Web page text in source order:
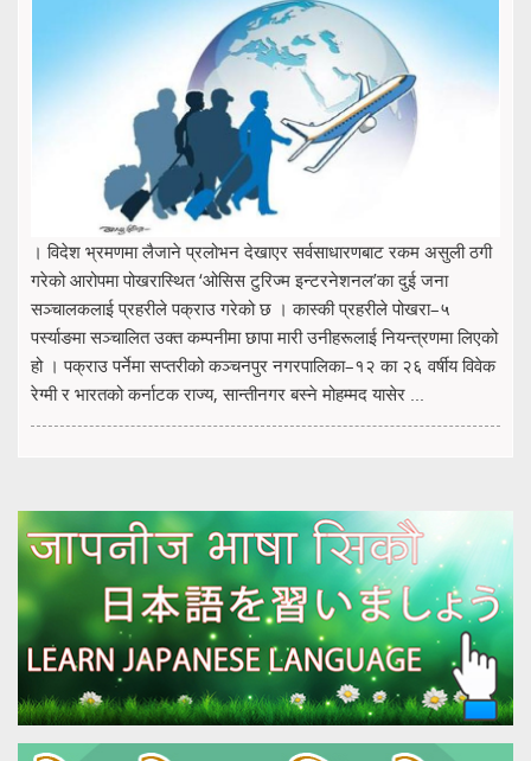
। विदेश भ्रमणमा लैजाने प्रलोभन देखाएर सर्वसाधारणबाट रकम असुली ठगी
गरेको आरोपमा पोखरास्थित ‘ओसिस टुरिज्म इन्टरनेशनल’का दुई जना
सञ्चालकलाई प्रहरीले पक्राउ गरेको छ । कास्की प्रहरीले पोखरा–५
पर्स्याङमा सञ्चालित उक्त कम्पनीमा छापा मारी उनीहरूलाई नियन्त्रणमा लिएको
हो । पक्राउ पर्नेमा सप्तरीको कञ्चनपुर नगरपालिका–१२ का २६ वर्षीय विवेक
रेग्मी र भारतको कर्नाटक राज्य, सान्तीनगर बस्ने मोहम्मद यासेर ...